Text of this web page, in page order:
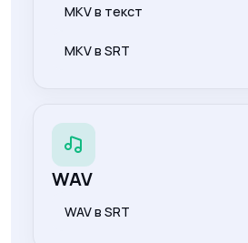
MKV в текст
MKV в SRT
WAV
WAV в SRT